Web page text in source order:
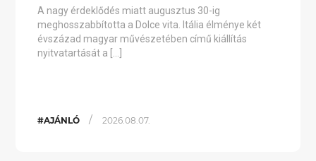
A nagy érdeklődés miatt augusztus 30-ig
meghosszabbította a Dolce vita. Itália élménye két
évszázad magyar művészetében című kiállítás
nyitvatartását a […]
#AJÁNLÓ / 2026.08.07.